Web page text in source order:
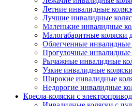
Летние инвалидные
Лучшие инвалидные
Маленькие инвалидные
Малогабаритные коляски
Облегченные инвалидные
Прогулочные инвалидные
Рычажные инвалидные
Узкие инвалидные коляски
Широкие инвалидные
Недорогие инвалидные
Кресла-коляски с